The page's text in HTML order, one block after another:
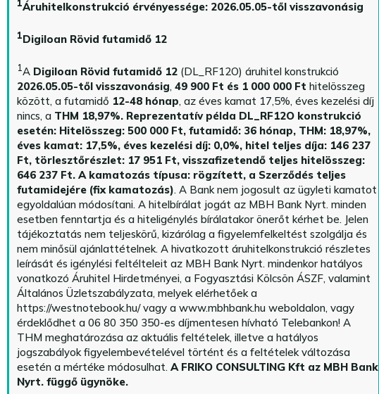
1Áruhitelkonstrukció érvényessége: 2026.05.05-től visszavonásig
1Digiloan Rövid futamidő 12
1A Digiloan Rövid futamidő 12(DL_RF12O) áruhitel konstrukció
2026.05.05-től visszavonásig, 49 900 Ft és 1 000 000 Ft hitelösszeg
között, a futamidő 12-48 hónap, az éves kamat 17,5%, éves kezelési díj
nincs, a THM 18,97%. Reprezentatív példa DL_RF12O konstrukció
esetén: Hitelösszeg: 500 000 Ft, futamidő: 36 hónap, THM: 18,97%,
éves kamat: 17,5%, éves kezelési díj: 0,0%, hitel teljes díja: 146 237
Ft, törlesztőrészlet: 17 951 Ft, visszafizetendő teljes hitelösszeg:
646 237 Ft. A kamatozás típusa: rögzített, a Szerződés teljes
futamidejére (fix kamatozás). A Bank nem jogosult az ügyleti kamatot
egyoldalúan módosítani. A hitelbírálat jogát az MBH Bank Nyrt. minden
esetben fenntartja és a hiteligénylés bírálatakor önerőt kérhet be. Jelen
tájékoztatás nem teljeskörű, kizárólag a figyelemfelkeltést szolgálja és
nem minősül ajánlattételnek. A hivatkozott áruhitelkonstrukció részletes
leírását és igénylési feltélteleit az MBH Bank Nyrt. mindenkor hatályos
vonatkozó Áruhitel Hirdetményei, a Fogyasztási Kölcsön ÁSZF, valamint
Általános Üzletszabályzata, melyek elérhetőek a
https://westnotebook.hu/vagy a www.mbhbank.hu weboldalon, vagy
érdeklődhet a 06 80 350 350-es díjmentesen hívható Telebankon! A
THM meghatározása az aktuális feltételek, illetve a hatályos
jogszabályok figyelembevételével történt és a feltételek változása
esetén a mértéke módosulhat. A FRIKO CONSULTING Kft az MBH Bank
Nyrt. függő ügynöke.